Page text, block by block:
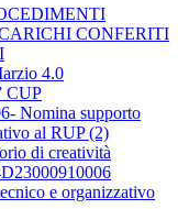
CONFERITI
4.0
CUP
Nomina supporto
al RUP (2)
di creatività
e organizzativo